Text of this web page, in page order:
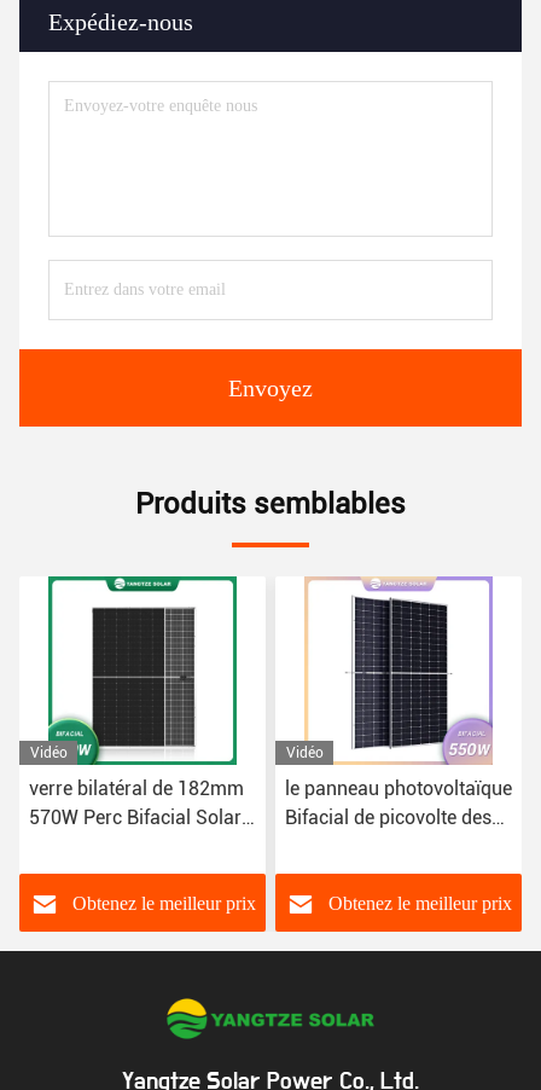
Expédiez-nous
Envoyez
Produits semblables
Vidéo
verre bilatéral de 182mm
570W Perc Bifacial Solar
Obtenez le meilleur prix
Vidéo
le panneau photovoltaïque
Bifacial de picovolte des
augmenté la puissance
supplémentaire de 30%
Obtenez le meilleur prix
Yangtze Solar Power Co., Ltd.